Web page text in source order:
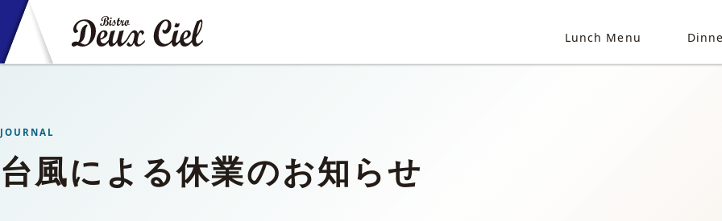
Lunch Menu
JOURNAL
台風による休業のお知らせ